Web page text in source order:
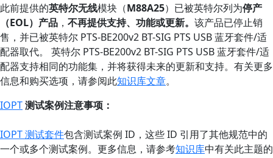
此前提供的英特尔无线模块（M88A25）已被英特尔列为停产
（EOL）产品 ， 不再提供支持、功能或更新。 该产品已停止销
售，并已被英特尔 PTS-BE200v2 BT-SIG PTS USB 蓝牙套件/适
配器取代。 英特尔 PTS-BE200v2 BT-SIG PTS USB 蓝牙套件/适
配器支持相同的功能集，并将获得未来的更新和支持。有关更多
信息和购买选项，请参阅此知识库文章。
IOPT测试案例注意事项：
IOPT 测试套件包含测试案例 ID，这些 ID 引用了其他规范中的
一个或多个测试案例。更多信息，请参考知识库中有关此主题的